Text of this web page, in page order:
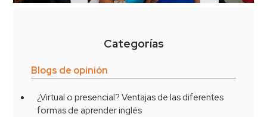
Categorías
Blogs de opinión
¿Virtual o presencial? Ventajas de las diferentes
formas de aprender inglés